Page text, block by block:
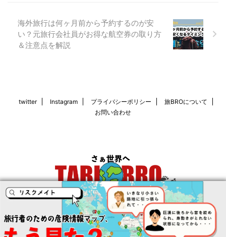
海外旅行は何ヶ月前から予約するのが安
い？元旅行会社員がお得な航空券の取り方
＆注意点を解説
twitter Instagram プライバシーポリシー
旅BROについて
お問い合わせ
© 2026 旅BRO